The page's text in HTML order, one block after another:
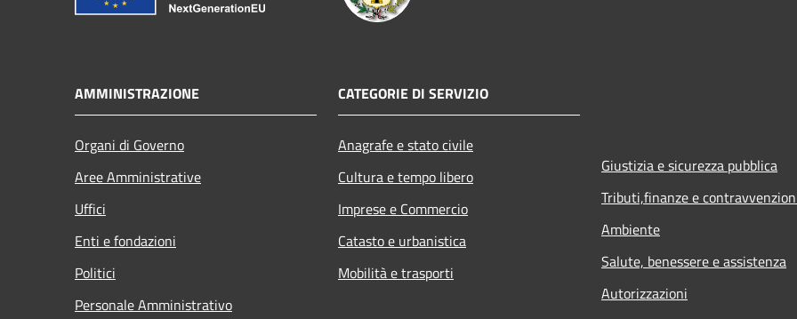
AMMINISTRAZIONE
Organi di Governo
Aree Amministrative
Uffici
Enti e fondazioni
Politici
Personale Amministrativo
CATEGORIE DI SERVIZIO
Anagrafe e stato civile
Cultura e tempo libero
Imprese e Commercio
Catasto e urbanistica
Mobilità e trasporti
Giustizia e sicurezza pubblica
Tributi,finanze e
Ambiente
Salute, benessere e assistenza
Autorizzazioni